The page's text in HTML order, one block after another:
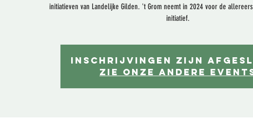
initiatieven van Landelijke Gilden. 't Grom neemt in 2024 voor de
initiatief.
Inschrijvingen zijn
Zie onze andere